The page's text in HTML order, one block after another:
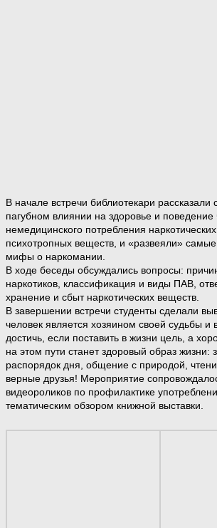
В начале встречи библиотекари рассказали
пагубном влиянии на здоровье и поведение
немедицинского потребления
психотропных веществ, и «развеяли»
мифы о наркомании.
В ходе беседы обсуждались вопросы:
наркотиков, классификация и виды ПАВ,
хранение и сбыт наркотических веществ.
В завершении встречи студенты сделали
человек является хозяином своей судьбы и
достичь, если поставить в жизни цель, а
на этом пути станет здоровый образ жизни:
распорядок дня, общение с природой,
верные друзья! Мероприятие
видеороликов по профилактике
тематическим обзором книжной выставки.